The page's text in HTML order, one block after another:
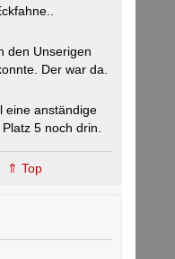
den Unserigen
Der war da.
eine anständige
5 noch drin.
⇑ Top